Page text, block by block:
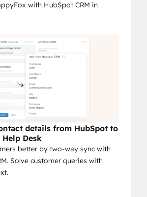
with HubSpot CRM in
details from HubSpot to
Desk
better by two-way sync with
Solve customer queries with